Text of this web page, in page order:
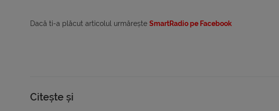
Dacă ti-a plăcut articolul urmărește SmartRadio pe Facebook
Citește și